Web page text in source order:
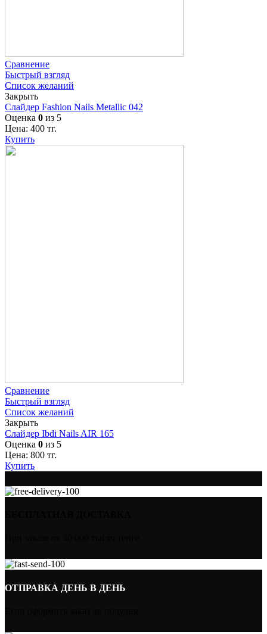
Сравнение
Быстрый взгляд
Список желаний
Закрыть
Слайдер Fashion Nails Metallic 042
Оценка 0 из 5
Цена: 400 тг.
Купить
Сравнение
Быстрый взгляд
Список желаний
Закрыть
Слайдер Ibdi Nails AIR 165
Оценка 0 из 5
Цена: 800 тг.
Купить
ОТПРАВКА ДЕНЬ В ДЕНЬ